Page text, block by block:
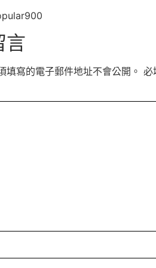
言
填寫的電子郵件地址不會公開。 必